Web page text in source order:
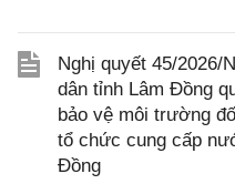
Nghị quyết 45/2026/
dân tỉnh Lâm Đồng
bảo vệ môi trường
tổ chức cung cấp
Đồng